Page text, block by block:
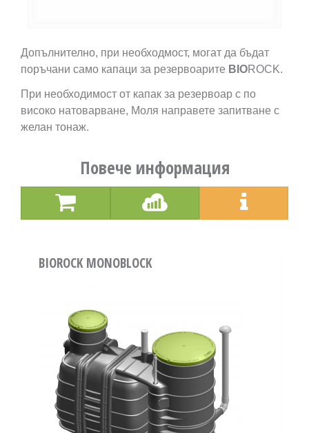
Допълнително, при необходмост, могат да бъдат
поръчани само капаци за резервоарите BIOROCK.
При необходимост от капак за резервоар с по
високо натоварване, Моля направете запитване с
желан тонаж.
Повече информация
BIOROCK MONOBLOCK